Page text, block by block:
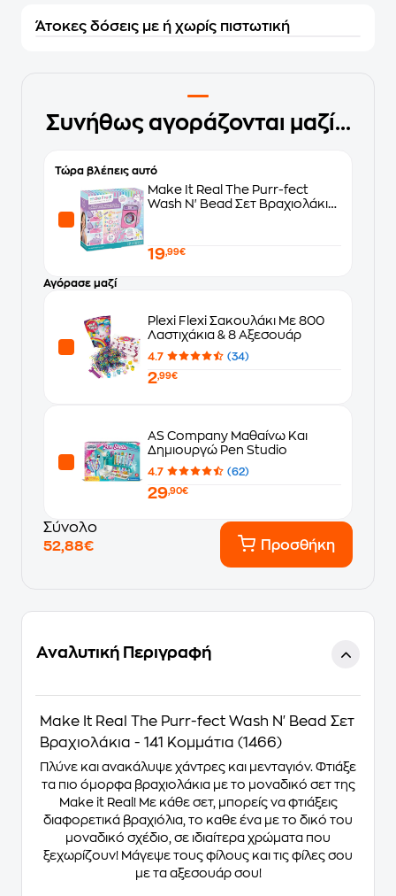
Άτοκες δόσεις με ή χωρίς πιστωτική
Συνήθως αγοράζονται μαζί...
Τώρα βλέπεις αυτό
Make It Real The Purr-fect
Wash N' Bead Σετ Βραχιολάκια
19,99€
Αγόρασε μαζί
Plexi Flexi Σακουλάκι Με 800
Λαστιχάκια & 8 Αξεσουάρ
4.7 (34)
2,99€
AS Company Μαθαίνω Και
Δημιουργώ Pen Studio
4.7 (62)
29,90€
Σύνολο
52,88€
Προσθήκη
Αναλυτική Περιγραφή
Make It Real The Purr-fect Wash N' Bead Σετ
Βραχιολάκια - 141 Κομμάτια (1466)
Πλύνε και ανακάλυψε χάντρες και μενταγιόν. Φτιάξε
τα πιο όμορφα βραχιολάκια με το μοναδικό σετ της
Make it Real! Με κάθε σετ, μπορείς να φτιάξεις
διαφορετικά βραχιόλια, το καθε ένα με το δικό του
μοναδικό σχέδιο, σε ιδιαίτερα χρώματα που
ξεχωρίζουν! Μάγεψε τους φίλους και τις φίλες σου
με τα αξεσουάρ σου!